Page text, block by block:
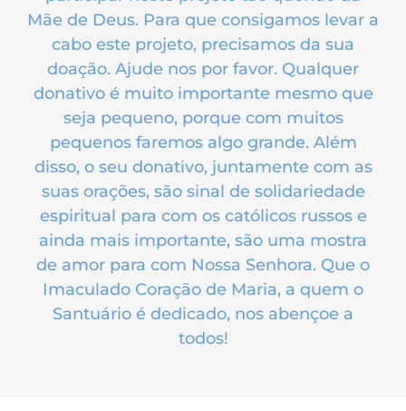
Mãe de Deus. Para que consigamos levar a
cabo este projeto, precisamos da sua
doação. Ajude nos por favor. Qualquer
donativo é muito importante mesmo que
seja pequeno, porque com muitos
pequenos faremos algo grande. Além
disso, o seu donativo, juntamente com as
suas orações, são sinal de solidariedade
espiritual para com os católicos russos e
ainda mais importante, são uma mostra
de amor para com Nossa Senhora. Que o
Imaculado Coração de Maria, a quem o
Santuário é dedicado, nos abençoe a
todos!